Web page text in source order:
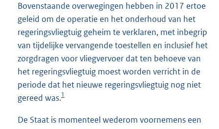
Bovenstaande overwegingen hebben in 2017 ertoe
geleid om de operatie en het onderhoud van het
regeringsvliegtuig geheim te verklaren, met inbegrip
van tijdelijke vervangende toestellen en inclusief het
zorgdragen voor vliegvervoer dat ten behoeve van
het regeringsvliegtuig moest worden verricht in de
periode dat het nieuwe regeringsvliegtuig nog niet
gereed was.1
De Staat is momenteel wederom voornemens een